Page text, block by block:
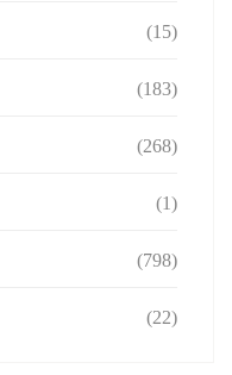
(15)
(183)
(268)
(1)
(798)
(22)